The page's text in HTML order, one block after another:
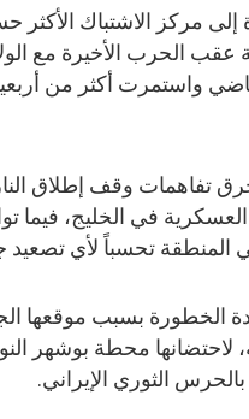
مركز الاشتباك الأكثر
عقب الحرب الأخيرة مع
واستمرت أكثر من
تفاهمات وقف إطلاق
في الخليج، فيما
المنطقة تحسباً لأي تصعيد
الخطورة بسبب موقعها
لاحتضانها محطة بوشهر
الثوري الإيراني.